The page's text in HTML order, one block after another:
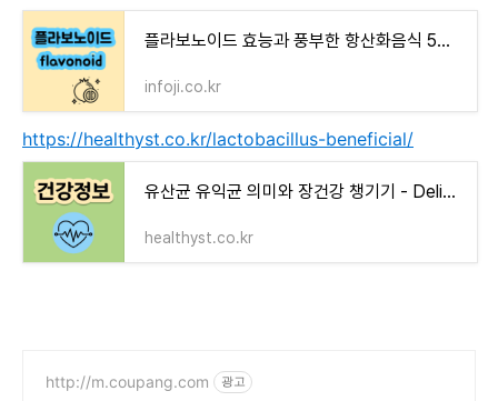
플라보노이드 효능과 풍부한 항산화음식 5가지
infoji.co.kr
https://healthyst.co.kr/lactobacillus-beneficial/
유산균 유익균 의미와 장건강 챙기기 - Delicious healthy
healthyst.co.kr
http://m.coupang.com 광고